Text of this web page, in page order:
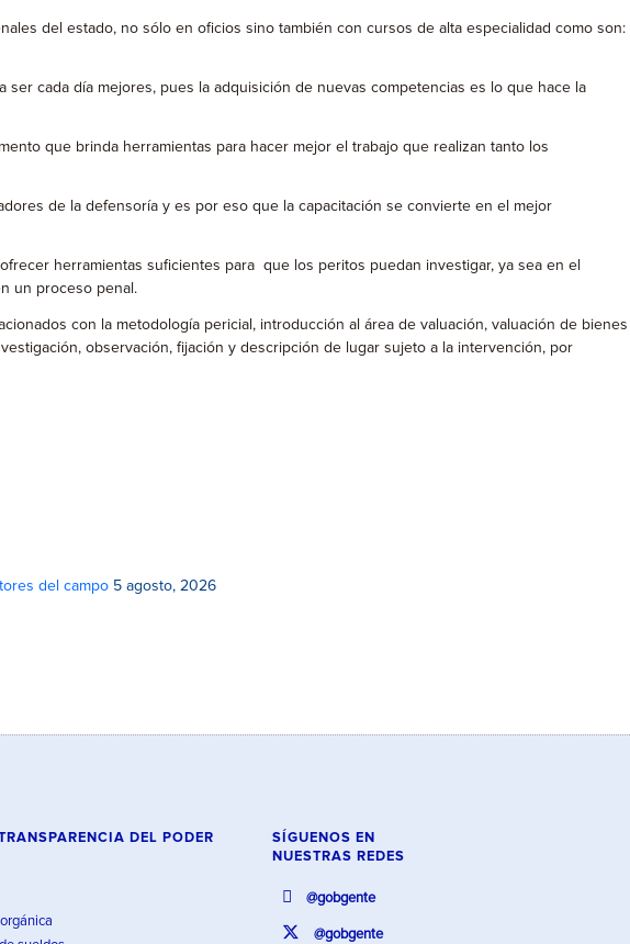
del estado, no sólo en oficios sino también con cursos de alta especialidad como son:
cada día mejores, pues la adquisición de nuevas competencias es lo que hace la
que brinda herramientas para hacer mejor el trabajo que realizan tanto los
de la defensoría y es por eso que la capacitación se convierte en el mejor
herramientas suficientes para que los peritos puedan investigar, ya sea en el
un proceso penal.
con la metodología pericial, introducción al área de valuación, valuación de bienes
observación, fijación y descripción de lugar sujeto a la intervención, por
del campo 5 agosto, 2026
DEL PODER
SÍGUENOS EN
NUESTRAS REDES
@gobgente
@gobgente